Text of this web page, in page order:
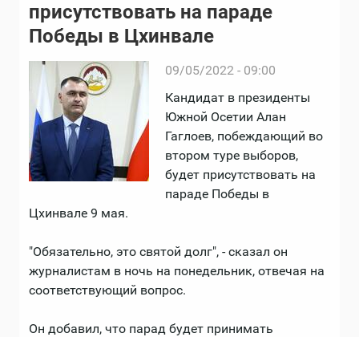
присутствовать на параде
Победы в Цхинвале
09/05/2022 - 09:00
Кандидат в президенты
Южной Осетии Алан
Гаглоев, побеждающий во
втором туре выборов,
будет присутствовать на
параде Победы в
Цхинвале 9 мая.
"Обязательно, это святой долг", - сказал он
журналистам в ночь на понедельник, отвечая на
соответствующий вопрос.
Он добавил, что парад будет принимать